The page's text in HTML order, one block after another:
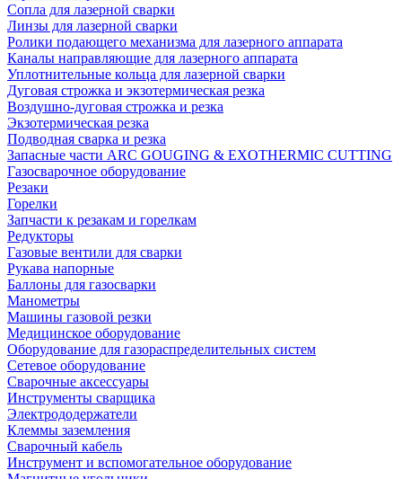
Сопла для лазерной сварки
Линзы для лазерной сварки
Ролики подающего механизма для лазерного аппарата
Каналы направляющие для лазерного аппарата
Уплотнительные кольца для лазерной сварки
Дуговая строжка и экзотермическая резка
Воздушно-дуговая строжка и резка
Экзотермическая резка
Подводная сварка и резка
Запасные части ARC GOUGING & EXOTHERMIC CUTTING
Газосварочное оборудование
Резаки
Горелки
Запчасти к резакам и горелкам
Редукторы
Газовые вентили для сварки
Рукава напорные
Баллоны для газосварки
Манометры
Машины газовой резки
Медицинское оборудование
Оборудование для газораспределительных систем
Сетевое оборудование
Сварочные аксессуары
Инструменты сварщика
Электрододержатели
Клеммы заземления
Сварочный кабель
Инструмент и вспомогательное оборудование